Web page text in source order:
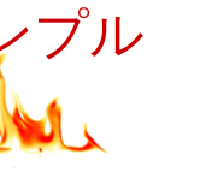
プル